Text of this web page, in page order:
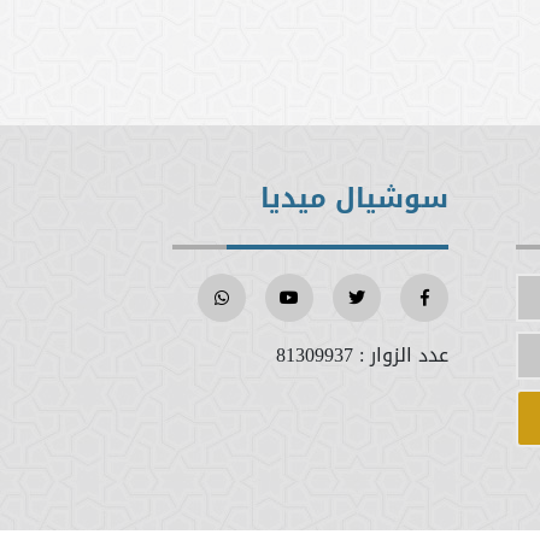
سوشيال ميديا
عدد الزوار :81309937